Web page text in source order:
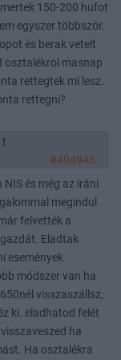
150-200 hufot
egyszer többször.
és berak vetelt
osztalékrol masnap
rettegtek mi lesz.
rettegni?
#404943
és még az iráni
megindul
felvették a
Eladtak
események
módszer van ha
visszaszállsz,
ki. eladhatod felét
ha
Ha osztalékra